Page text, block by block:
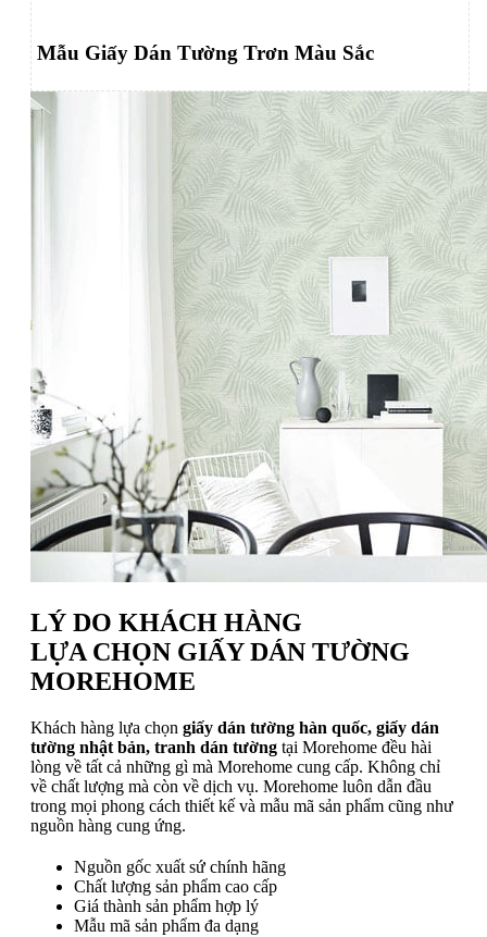
Mẫu Giấy Dán Tường Trơn Màu Sắc
LÝ DO KHÁCH HÀNG
LỰA CHỌN GIẤY DÁN TƯỜNG
MOREHOME
Khách hàng lựa chọn giấy dán tường hàn quốc, giấy dán
tường nhật bản, tranh dán tường tại Morehome đều hài
lòng về tất cả những gì mà Morehome cung cấp. Không chỉ
về chất lượng mà còn về dịch vụ. Morehome luôn dẫn đầu
trong mọi phong cách thiết kế và mẫu mã sản phẩm cũng như
nguồn hàng cung ứng.
Nguồn gốc xuất sứ chính hãng
Chất lượng sản phẩm cao cấp
Giá thành sản phẩm hợp lý
Mẫu mã sản phẩm đa dạng